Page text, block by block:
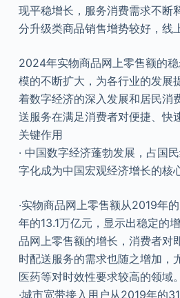
现平稳增长，服务消费需求不断
分升级类商品销售增势较好，线
2024年实物商品网上零售额的
模的不断扩大，为各行业的发展
着数字经济的深入发展和居民消
送服务在满足消费者对便捷、快
关键作用
· 中国数字经济蓬勃发展，占国
字化成为中国宏观经济增长的核
·实物商品网上零售额从2019年
年的13.1万亿元，显示出稳定的
品网上零售额的增长，消费者对
时配送服务的需求也随之增加，
医药等对时效性要求较高的领域。
·城市宽带接入用户从2019年的